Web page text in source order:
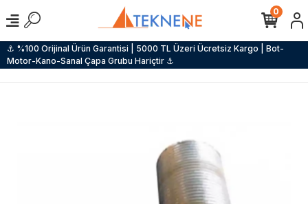
⚓ %100 Orijinal Ürün Garantisi | 5000 TL Üzeri Ücretsiz Kargo | Bot-
Motor-Kano-Sanal Çapa Grubu Hariçtir ⚓
0